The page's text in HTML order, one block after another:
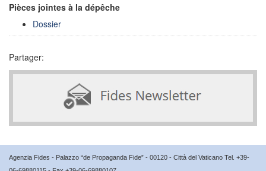
Pièces jointes à la dépêche
Dossier
Partager:
Agenzia Fides - Palazzo “de Propaganda Fide” - 00120 - Città del Vaticano Tel. +39-